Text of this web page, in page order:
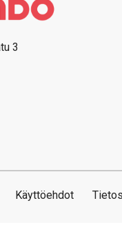
3
Käyttöehdot